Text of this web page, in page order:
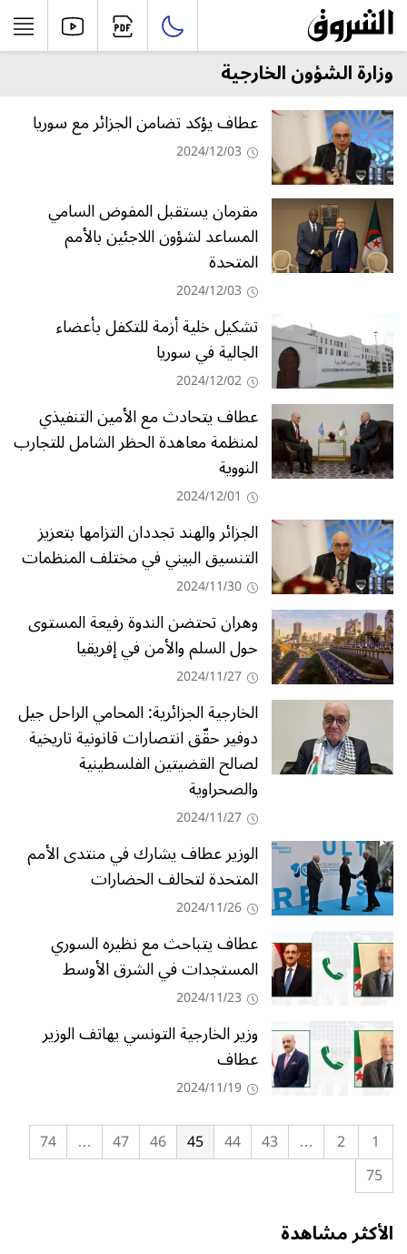
وزارة الشؤون الخارجية
عطاف يؤكد تضامن الجزائر مع سوريا
2024/12/03
مقرمان يستقبل المفوض السامي
المساعد لشؤون اللاجئين بالأمم
المتحدة
2024/12/03
تشكيل خلية أزمة للتكفل بأعضاء
الجالية في سوريا
2024/12/02
عطاف يتحادث مع الأمين التنفيذي
لمنظمة معاهدة الحظر الشامل للتجارب
النووية
2024/12/01
الجزائر والهند تجددان التزامها بتعزيز
التنسيق البيني في مختلف المنظمات
2024/11/30
وهران تحتضن الندوة رفيعة المستوى
حول السلم والأمن في إفريقيا
2024/11/27
الخارجية الجزائرية: المحامي الراحل جيل
دوفير حقّق انتصارات قانونية تاريخية
لصالح القضيتين الفلسطينية
والصحراوية
2024/11/27
الوزير عطاف يشارك في منتدى الأمم
المتحدة لتحالف الحضارات
2024/11/26
عطاف يتباحث مع نظيره السوري
المستجدات في الشرق الأوسط
2024/11/23
وزير الخارجية التونسي يهاتف الوزير
عطاف
2024/11/19
1
2
…
43
44
45
46
47
…
74
75
الأكثر مشاهدة